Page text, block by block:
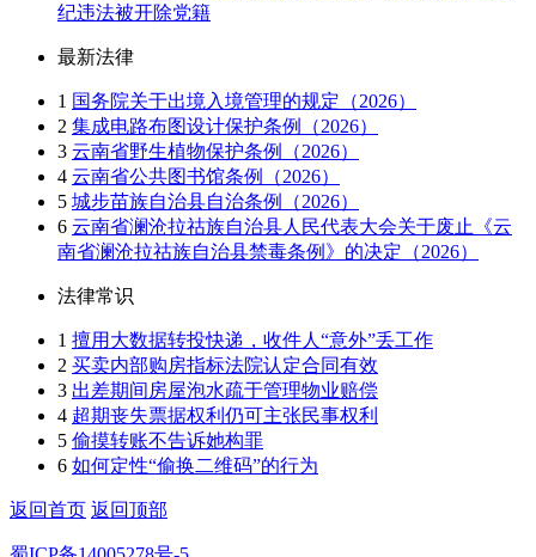
纪违法被开除党籍
最新法律
1 国务院关于出境入境管理的规定（2026）
2 集成电路布图设计保护条例（2026）
3 云南省野生植物保护条例（2026）
4 云南省公共图书馆条例（2026）
5 城步苗族自治县自治条例（2026）
6 云南省澜沧拉祜族自治县人民代表大会关于废止《云
南省澜沧拉祜族自治县禁毒条例》的决定（2026）
法律常识
1 擅用大数据转投快递，收件人“意外”丢工作
2 买卖内部购房指标法院认定合同有效
3 出差期间房屋泡水疏于管理物业赔偿
4 超期丧失票据权利仍可主张民事权利
5 偷摸转账不告诉她构罪
6 如何定性“偷换二维码”的行为
返回首页 返回顶部